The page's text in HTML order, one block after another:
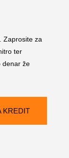
Zaprosite za
ter
denar že
KREDIT